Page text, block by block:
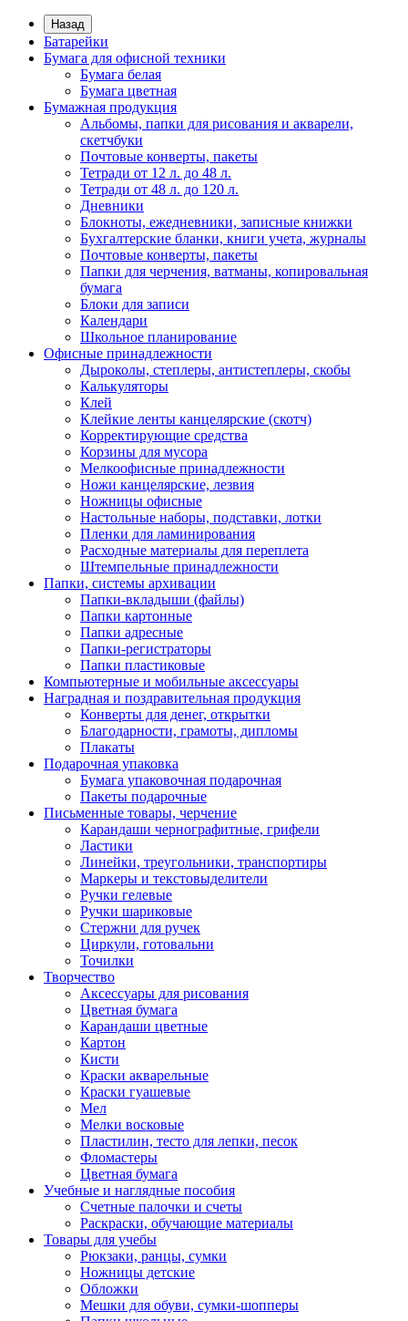
Назад
Батарейки
Бумага для офисной техники
Бумага белая
Бумага цветная
Бумажная продукция
Альбомы, папки для рисования и акварели,
скетчбуки
Почтовые конверты, пакеты
Тетради от 12 л. до 48 л.
Тетради от 48 л. до 120 л.
Дневники
Блокноты, ежедневники, записные книжки
Бухгалтерские бланки, книги учета, журналы
Почтовые конверты, пакеты
Папки для черчения, ватманы, копировальная
бумага
Блоки для записи
Календари
Школьное планирование
Офисные принадлежности
Дыроколы, степлеры, антистеплеры, скобы
Калькуляторы
Клей
Клейкие ленты канцелярские (скотч)
Корректирующие средства
Корзины для мусора
Мелкоофисные принадлежности
Ножи канцелярские, лезвия
Ножницы офисные
Настольные наборы, подставки, лотки
Пленки для ламинирования
Расходные материалы для переплета
Штемпельные принадлежности
Папки, системы архивации
Папки-вкладыши (файлы)
Папки картонные
Папки адресные
Папки-регистраторы
Папки пластиковые
Компьютерные и мобильные аксессуары
Наградная и поздравительная продукция
Конверты для денег, открытки
Благодарности, грамоты, дипломы
Плакаты
Подарочная упаковка
Бумага упаковочная подарочная
Пакеты подарочные
Письменные товары, черчение
Карандаши чернографитные, грифели
Ластики
Линейки, треугольники, транспортиры
Маркеры и текстовыделители
Ручки гелевые
Ручки шариковые
Стержни для ручек
Циркули, готовальни
Точилки
Творчество
Аксессуары для рисования
Цветная бумага
Карандаши цветные
Картон
Кисти
Краски акварельные
Краски гуашевые
Мел
Мелки восковые
Пластилин, тесто для лепки, песок
Фломастеры
Цветная бумага
Учебные и наглядные пособия
Счетные палочки и счеты
Раскраски, обучающие материалы
Товары для учебы
Рюкзаки, ранцы, сумки
Ножницы детские
Обложки
Мешки для обуви, сумки-шопперы